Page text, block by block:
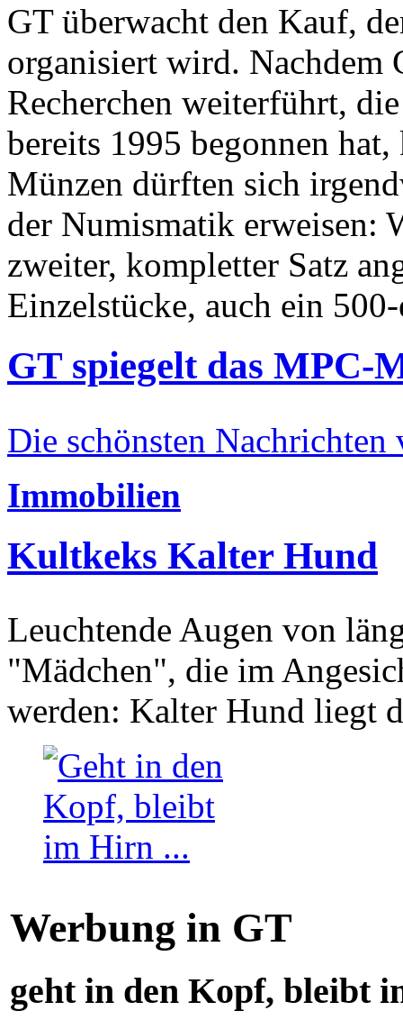
GT überwacht den Kauf,
organisiert wird. Nachdem
Recherchen weiterführt,
bereits 1995 begonnen
Münzen dürften sich
der Numismatik erweisen:
zweiter, kompletter Satz
Einzelstücke, auch ein
GT spiegelt das MPC-
Die schönsten Nachrichten
Immobilien
Kultkeks Kalter Hund
Leuchtende Augen von
"Mädchen", die im
werden: Kalter Hund liegt
Werbung in GT
geht in den Kopf, bleibt